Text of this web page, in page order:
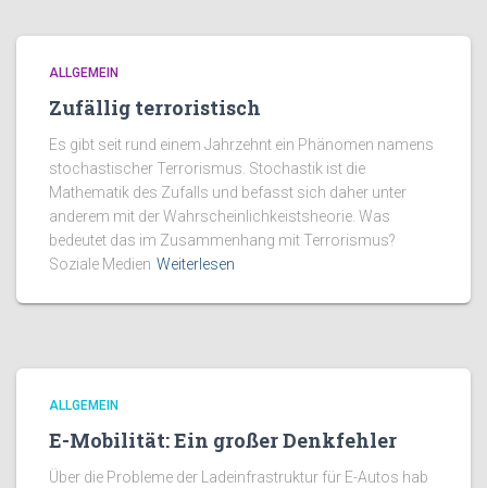
ALLGEMEIN
Zufällig terroristisch
Es gibt seit rund einem Jahrzehnt ein Phänomen namens
stochastischer Terrorismus. Stochastik ist die
Mathematik des Zufalls und befasst sich daher unter
anderem mit der Wahrscheinlichkeistsheorie. Was
bedeutet das im Zusammenhang mit Terrorismus?
Soziale Medien Weiterlesen
ALLGEMEIN
E-Mobilität: Ein großer Denkfehler
Über die Probleme der Ladeinfrastruktur für E-Autos hab